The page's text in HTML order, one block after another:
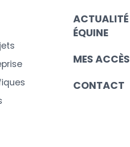
ACTUALITÉ
ÉQUINE
MES ACCÈS
CONTACT